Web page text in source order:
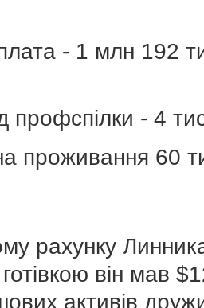
- 1 млн 192
профспілки - 4
проживання 60
рахунку
він мав
активів